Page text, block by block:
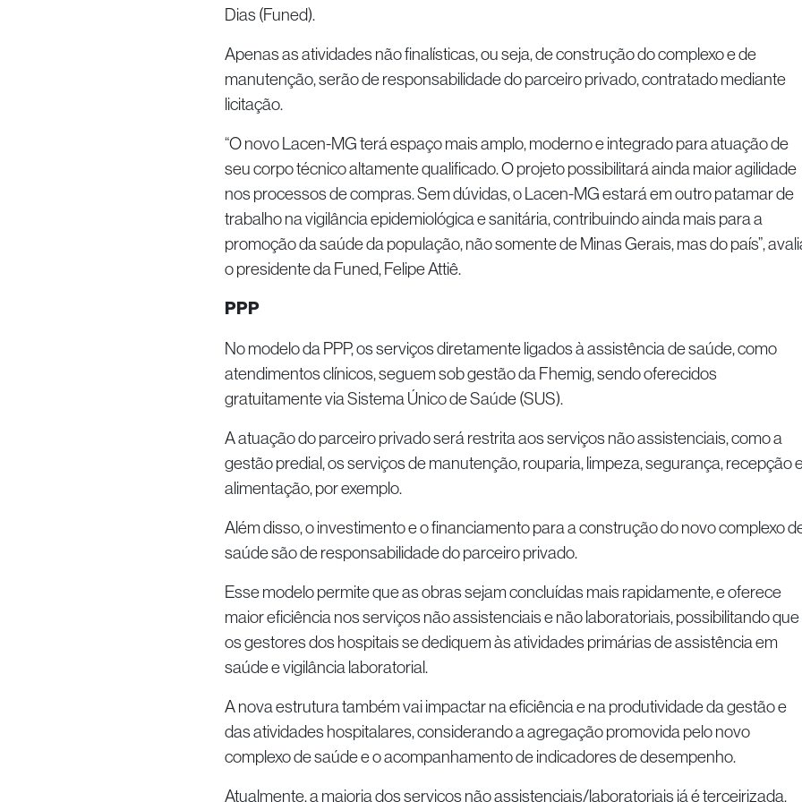
Dias (Funed).
Apenas as atividades não finalísticas, ou seja, de construção do complexo e de
manutenção, serão de responsabilidade do parceiro privado, contratado mediante
licitação.
“O novo Lacen-MG terá espaço mais amplo, moderno e integrado para atuação de
seu corpo técnico altamente qualificado. O projeto possibilitará ainda maior agilidade
nos processos de compras. Sem dúvidas, o Lacen-MG estará em outro patamar de
trabalho na vigilância epidemiológica e sanitária, contribuindo ainda mais para a
promoção da saúde da população, não somente de Minas Gerais, mas do país”,
o presidente da Funed, Felipe Attiê.
PPP
No modelo da PPP, os serviços diretamente ligados à assistência de saúde, como
atendimentos clínicos, seguem sob gestão da Fhemig, sendo oferecidos
gratuitamente via Sistema Único de Saúde (SUS).
A atuação do parceiro privado será restrita aos serviços não assistenciais, como a
gestão predial, os serviços de manutenção, rouparia, limpeza, segurança, recepção
alimentação, por exemplo.
Além disso, o investimento e o financiamento para a construção do novo complexo
saúde são de responsabilidade do parceiro privado.
Esse modelo permite que as obras sejam concluídas mais rapidamente, e oferece
maior eficiência nos serviços não assistenciais e não laboratoriais, possibilitando que
os gestores dos hospitais se dediquem às atividades primárias de assistência em
saúde e vigilância laboratorial.
A nova estrutura também vai impactar na eficiência e na produtividade da gestão e
das atividades hospitalares, considerando a agregação promovida pelo novo
complexo de saúde e o acompanhamento de indicadores de desempenho.
Atualmente, a maioria dos serviços não assistenciais/laboratoriais já é terceirizada,